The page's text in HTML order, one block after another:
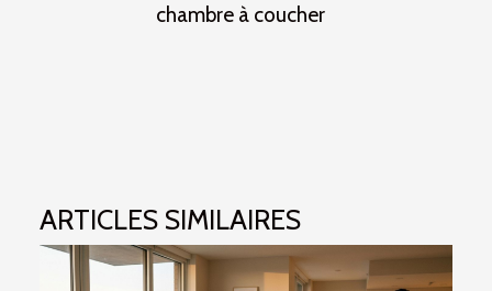
chambre à coucher
ARTICLES SIMILAIRES